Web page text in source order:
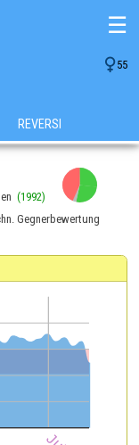
 55
☰
REVERSI
(1992)
Gegnerbewertung